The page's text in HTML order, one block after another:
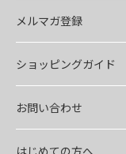
メルマガ登録
ショッピングガイド
お問い合わせ